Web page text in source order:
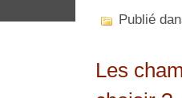
Publié
Les